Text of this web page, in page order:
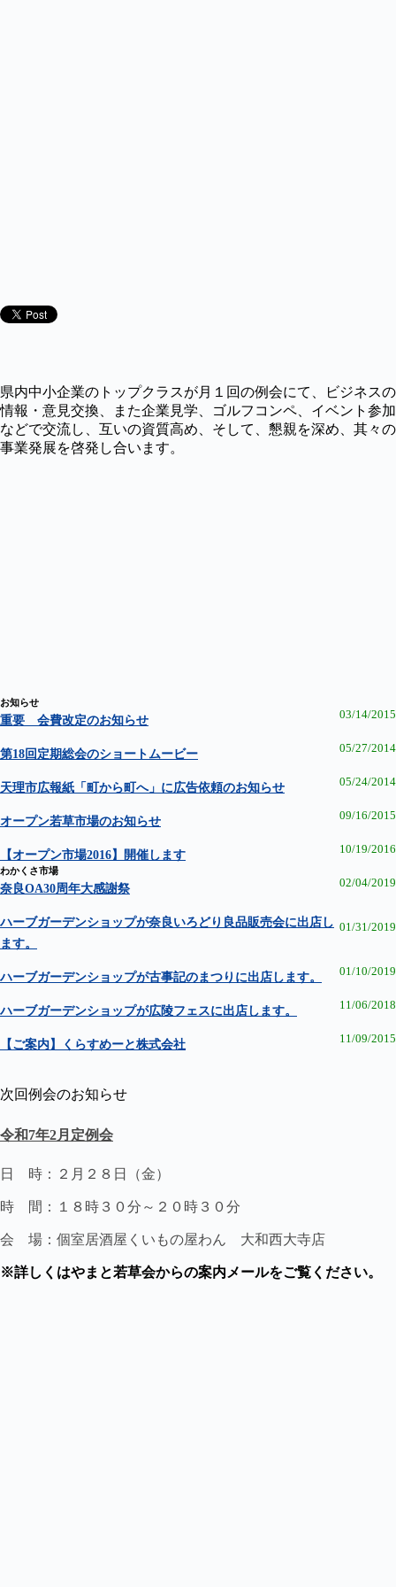
県内中小企業のトップクラスが月１回の例会にて、ビジネスの
情報・意見交換、また企業見学、ゴルフコンペ、イベント参加
などで交流し、互いの資質高め、そして、懇親を深め、其々の
事業発展を啓発し合います。
お知らせ ​
重要 会費改定のお知らせ 03/14/2015
第18回定期総会のショートムービー 05/27/2014
天理市広報紙「町から町へ」に広告依頼のお知らせ 05/24/2014
オープン若草市場のお知らせ 09/16/2015
【オープン市場2016】開催します 10/19/2016
わかくさ市場 ​
奈良OA30周年大感謝祭 02/04/2019
ハーブガーデンショップが奈良いろどり良品販売会に出店し
ます。
01/31/2019
ハーブガーデンショップが古事記のまつりに出店します。 01/10/2019
ハーブガーデンショップが広陵フェスに出店します。 11/06/2018
【ご案内】くらすめーと株式会社 11/09/2015
次回例会のお知らせ
令和7年2月定例会
日 時：２月２８日（金）
時 間：１８時３０分～２０時３０分
会 場：個室居酒屋くいもの屋わん 大和西大寺店
※詳しくはやまと若草会からの案内メールをご覧ください。